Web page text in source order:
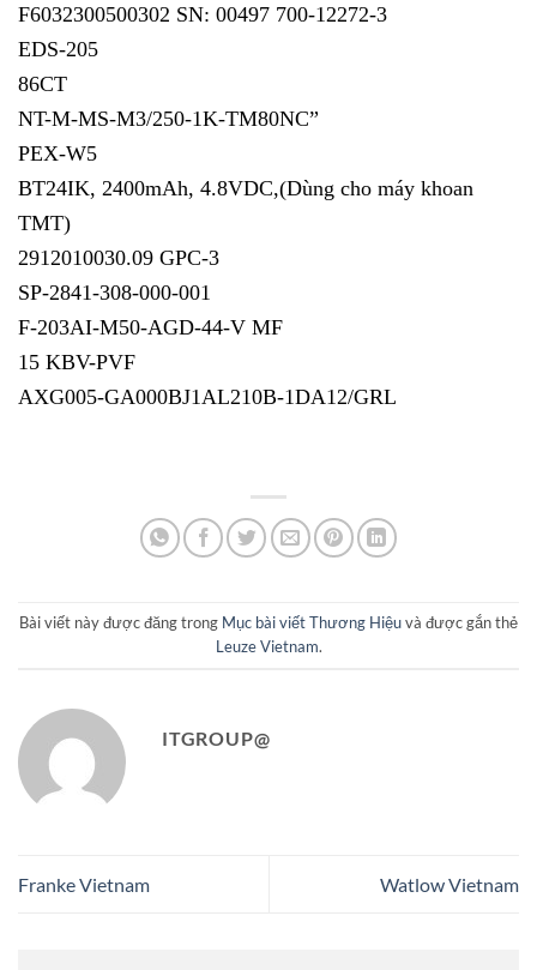
F6032300500302 SN: 00497 700-12272-3
EDS-205
86CT
NT-M-MS-M3/250-1K-TM80NC”
PEX-W5
BT24IK, 2400mAh, 4.8VDC,(Dùng cho máy khoan
TMT)
2912010030.09 GPC-3
SP-2841-308-000-001
F-203AI-M50-AGD-44-V MF
15 KBV-PVF
AXG005-GA000BJ1AL210B-1DA12/GRL
Bài viết này được đăng trong Mục bài viết Thương Hiệuvà được gắn thẻ
Leuze Vietnam.
ITGROUP@
Franke Vietnam Watlow Vietnam